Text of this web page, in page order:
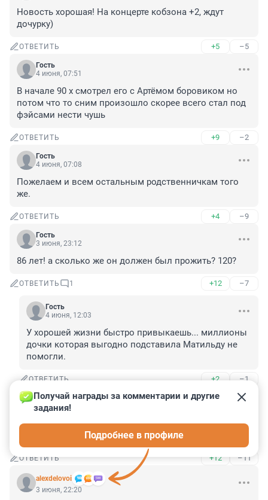
Новость хорошая! На концерте кобзона +2, ждут
дочурку)
ОТВЕТИТЬ +5 –5
Гость
4 июня, 07:51
В начале 90 х смотрел его с Артёмом боровиком но
потом что то сним произошло скорее всего стал под
фэйсами нести чушь
ОТВЕТИТЬ +9 –2
Гость
4 июня, 07:08
Пожелаем и всем остальным родственничкам того
же.
ОТВЕТИТЬ +4 –9
Гость
3 июня, 23:12
86 лет! а сколько же он должен был прожить? 120?
ОТВЕТИТЬ 1 +12 –7
Гость
4 июня, 12:03
У хорошей жизни быстро привыкаешь... миллионы
дочки которая выгодно подставила Матильду не
помогли.
ОТВЕТИТЬ +2 –1
Гость
3 июня, 23:10
..нагрешил он... нагрешил так своим враньём, что
хватит нескольким его поколениям!!
ОТВЕТИТЬ +12 –11
alexdelovoi
Получай награды за комментарии и другие
задания!
Подробнее в профиле
3 июня, 22:20